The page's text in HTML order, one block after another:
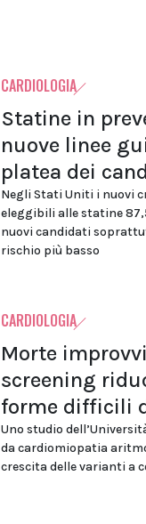
CARDIOLOGIA
Statine in
nuove linee
platea dei
Negli Stati Uniti i nuovi
eleggibili alle statine
nuovi candidati
rischio più basso
CARDIOLOGIA
Morte
screening
forme difficili
Uno studio
da cardiomiopatia
crescita delle varianti a